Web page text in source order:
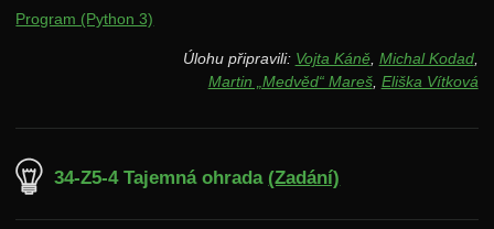
Program (Python 3)
Úlohu připravili: Vojta Káně, Michal Kodad,
Martin „Medvěd“ Mareš, Eliška Vítková
34-Z5-4 Tajemná ohrada (Zadání)